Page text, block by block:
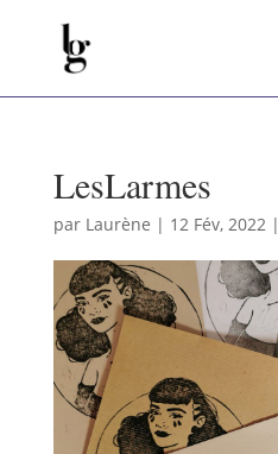
LesLarmes
par Laurène | 12 Fév, 2022|